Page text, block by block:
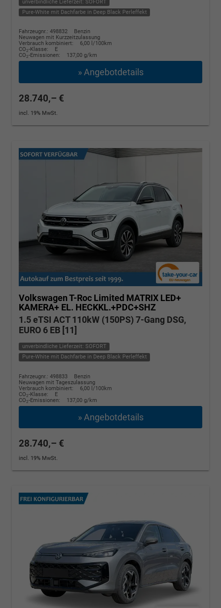
unverbindliche Lieferzeit: SOFORT
Pure-White mit Dachfarbe in Deep Black Perleffekt
Fahrzeugnr.: 498832
Benzin
Neuwagen mit Kurzzeitzulassung
Verbrauch kombiniert:
6,00 l/100km
CO2-Klasse:
E
CO2-Emissionen: 137,00 g/km
» Angebotdetails
28.740,– €
incl. 19% MwSt.
Volkswagen T-Roc Limited MATRIX LED+
KAMERA+ EL. HECKKL.+PDC+SHZ
1.5 eTSI ACT 110kW (150PS) 7-Gang DSG,
EURO 6 EB [11]
unverbindliche Lieferzeit: SOFORT
Pure-White mit Dachfarbe in Deep Black Perleffekt
Fahrzeugnr.: 498833
Benzin
Neuwagen mit Tageszulassung
Verbrauch kombiniert:
6,00 l/100km
CO2-Klasse:
E
CO2-Emissionen: 137,00 g/km
» Angebotdetails
28.740,– €
incl. 19% MwSt.